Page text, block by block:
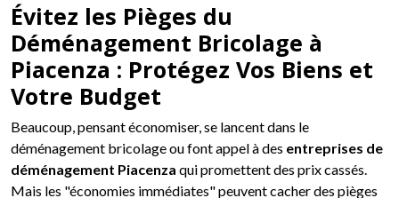
Évitez les Pièges du
Déménagement Bricolage à
Piacenza : Protégez Vos Biens et
Votre Budget
Beaucoup, pensant économiser, se lancent dans le
déménagement bricolage ou font appel à des entreprises de
déménagement Piacenza qui promettent des prix cassés.
Mais les "économies immédiates" peuvent cacher des pièges